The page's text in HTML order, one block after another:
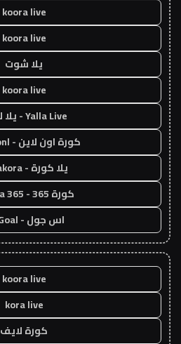
koora live
koora live
يلا شوت
koora live
Yalla Live - يلا لايف
كورة اون لاين - koora onl
يلا كورة - yallakora
كورة 365 - kooora 365
اس جول - AS Goal
koora live
kora live
كورة لايف